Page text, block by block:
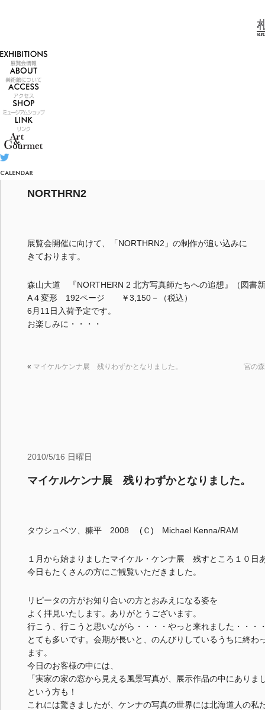
2010/5/24 月曜日
NORTHRN2
展覧会開催に向けて、「NORTHRN2」の制作が追い込みに
きております。
森山大道 『NORTHERN 2 北方写真師たちへの追想』（図書
A４変形 192ページ ￥3,150－（税込）
6月11日入荷予定です。
お楽しみに・・・・
« マイケルケンナ展 残りわずかとなりました。 宮の
2010/5/16 日曜日
マイケルケンナ展 残りわずかとなりました。
タウシュベツ、糠平 2008 (Ｃ) Michael Kenna/RAM
１月から始まりましたマイケル・ケンナ展 残すところ１０日
今日もたくさんの方にご観覧いただきました。
リピータの方がお知り合いの方とおみえになる姿を
よく拝見いたします。ありがとうございます。
行こう、行こうと思いながら・・・・やっと来れました・・・
とても多いです。会期が長いと、のんびりしているうちに終わ
ます。
今日のお客様の中には、
「実家の家の窓から見える風景写真が、展示作品の中にありま
という方も！
これには驚きましたが、ケンナの写真の世界には北海道人の私